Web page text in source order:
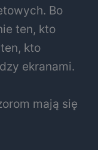
Bo
ten, kto
kto
ekranami.
mają się